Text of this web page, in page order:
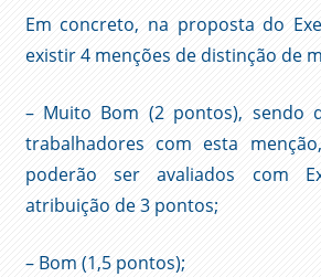
Em concreto, na proposta do
existir 4 menções de distinção de
– Muito Bom (2 pontos), sendo
trabalhadores com esta
poderão ser avaliados com
atribuição de 3 pontos;
– Bom (1,5 pontos);